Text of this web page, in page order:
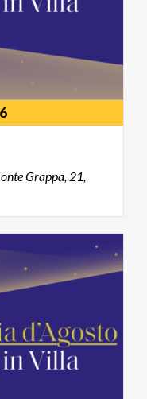
Grappa, 21,